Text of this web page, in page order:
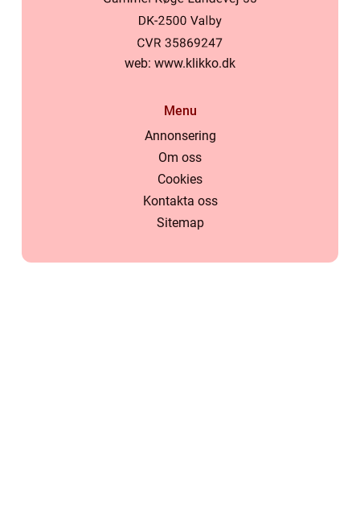
web: www.klikko.dk
Menu
Annonsering
Om oss
Cookies
Kontakta oss
Sitemap